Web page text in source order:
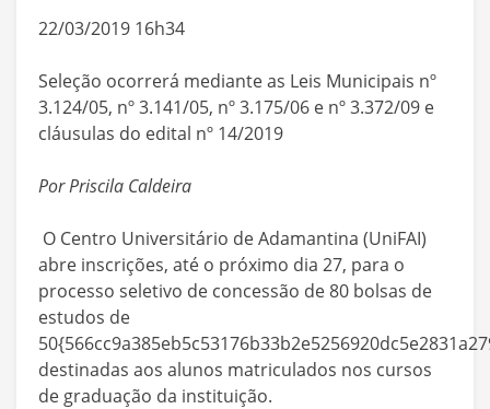
22/03/2019 16h34
Seleção ocorrerá mediante as Leis Municipais nº
3.124/05, nº 3.141/05, nº 3.175/06 e nº 3.372/09 e
cláusulas do edital nº 14/2019
Por Priscila Caldeira
O Centro Universitário de Adamantina (UniFAI)
abre inscrições, até o próximo dia 27, para o
processo seletivo de concessão de 80 bolsas de
estudos de
destinadas aos alunos matriculados nos cursos
de graduação da instituição.